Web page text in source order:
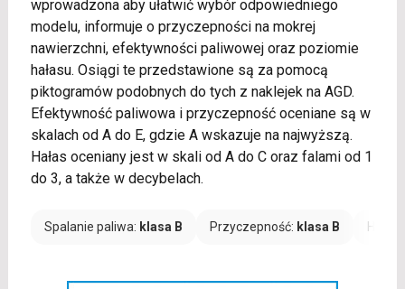
wprowadzona aby ułatwić wybór odpowiedniego
modelu, informuje o przyczepności na mokrej
nawierzchni, efektywności paliwowej oraz poziomie
hałasu. Osiągi te przedstawione są za pomocą
piktogramów podobnych do tych z naklejek na AGD.
Efektywność paliwowa i przyczepność oceniane są w
skalach od A do E, gdzie A wskazuje na najwyższą.
Hałas oceniany jest w skali od A do C oraz falami od 1
do 3, a także w decybelach.
Spalanie paliwa: klasa B Przyczepność: klasa B Hałas: